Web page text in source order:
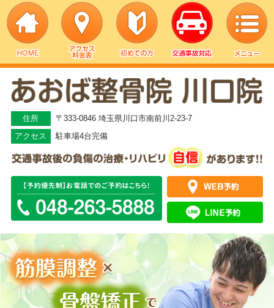
▼
▼
▼
住所
〒333-0846 埼玉県川口市南前川2-23-7
アクセス
駐車場4台完備